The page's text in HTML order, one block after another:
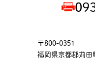
〒800-0351
福岡県京都郡苅